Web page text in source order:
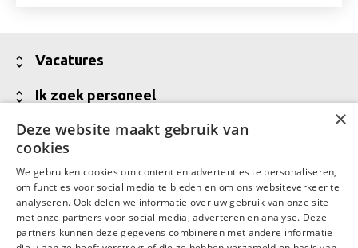
Vacatures
Toon
Alle vacatures
Ik zoek personeel
Toon
Jouw partner voor werving van talent
Meld een vacature aan
Vraag een offerte aan
Talent in backoffice en financiële administratie
Over Daaf
Toon
minder
Wij zijn Daaf
Waar Daaf voor staat
MVO
Contact
minder
Contactgegevens
Contactgegevens Daaf Amersfoort
LinkedInFacebook
×
Deze website maakt gebruik van
cookies
We gebruiken cookies om content en advertenties te personaliseren,
om functies voor social media te bieden en om ons websiteverkeer te
analyseren. Ook delen we informatie over uw gebruik van onze site
met onze partners voor social media, adverteren en analyse. Deze
partners kunnen deze gegevens combineren met andere informatie